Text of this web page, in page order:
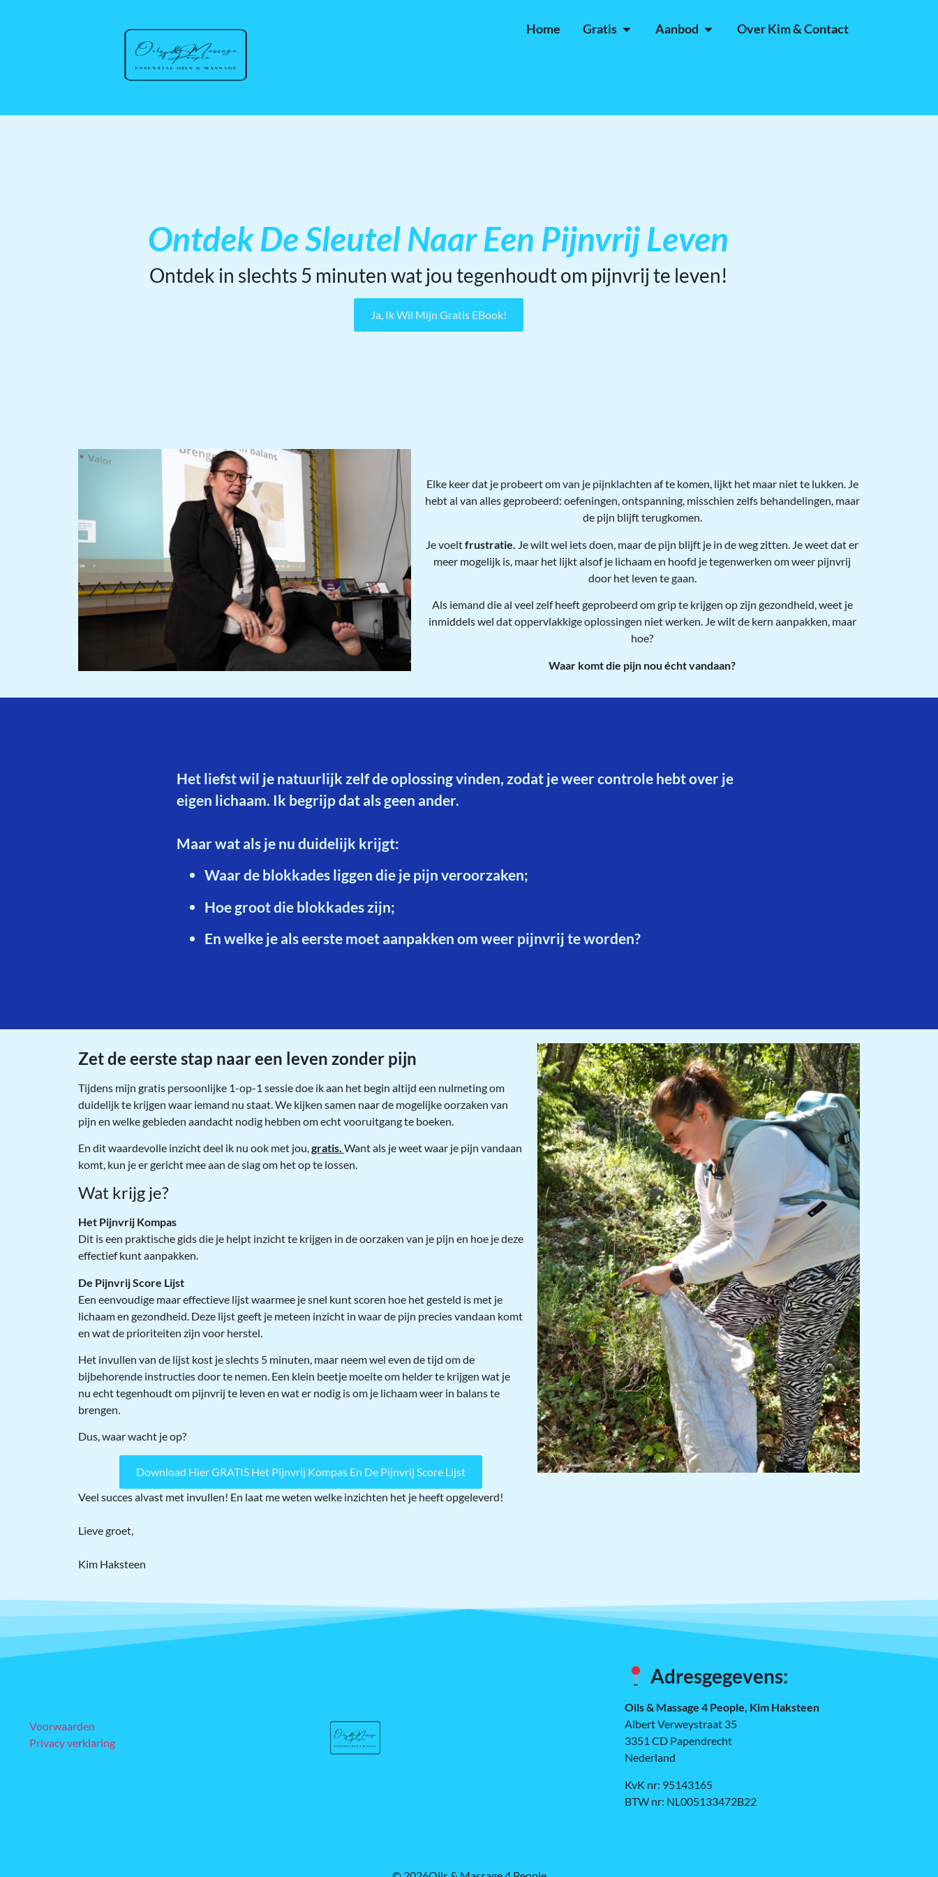
Home Gratis Aanbod Over Kim & Contact
Ontdek De Sleutel Naar Een Pijnvrij Leven
Ontdek in slechts 5 minuten wat jou tegenhoudt om pijnvrij te leven!
Ja, Ik Wil Mijn Gratis EBook!
Elke keer dat je probeert om van je pijnklachten af te komen, lijkt het maar niet te lukken. Je
hebt al van alles geprobeerd: oefeningen, ontspanning, misschien zelfs behandelingen, maar
de pijn blijft terugkomen.
Je voeltfrustratie.
Je wilt wel iets doen, maar de pijn blijft je in de weg zitten. Je weet dat er
meer mogelijk is, maar het lijkt alsof je lichaam en hoofd je tegenwerken om weer pijnvrij
door het leven te gaan.
Als iemand die al veel zelf heeft geprobeerd om grip te krijgen op zijn gezondheid, weet je
inmiddels wel dat oppervlakkige oplossingen niet werken. Je wilt de kern aanpakken, maar
hoe?
Waar komt die pijn nou écht vandaan?
Het liefst wil je natuurlijk zelf de oplossing vinden, zodat je weer controle hebt over je
eigen lichaam. Ik begrijp dat als geen ander.
Maar wat als je nu duidelijk krijgt:
Waar de blokkades liggen die je pijn veroorzaken;
Hoe groot die blokkades zijn;
En welke je als eerste moet aanpakken om weer pijnvrij te worden?
Zet de eerste stap naar een leven zonder pijn
Tijdens mijn gratis persoonlijke 1-op-1 sessie doe ik aan het begin altijd een nulmeting om
duidelijk te krijgen waar iemand nu staat. We kijken samen naar de mogelijke oorzaken van
pijn en welke gebieden aandacht nodig hebben om echt vooruitgang te boeken.
En dit waardevolle inzicht deel ik nu ook met jou,gratis. Want als je weet waar je pijn vandaan
komt, kun je er gericht mee aan de slag om het op te lossen.
Wat krijg je?
Het Pijnvrij Kompas
Dit is een praktische gids die je helpt inzicht te krijgen in de oorzaken van je pijn en hoe je deze
effectief kunt aanpakken.
De Pijnvrij Score Lijst
Een eenvoudige maar effectieve lijst waarmee je snel kunt scoren hoe het gesteld is met je
lichaam en gezondheid. Deze lijst geeft je meteen inzicht in waar de pijn precies vandaan komt
en wat de prioriteiten zijn voor herstel.
Het invullen van de lijst kost je slechts 5 minuten, maar neem wel even de tijd om de
bijbehorende instructies door te nemen. Een klein beetje moeite om helder te krijgen wat je
nu echt tegenhoudt om pijnvrij te leven en wat er nodig is om je lichaam weer in balans te
brengen.
Dus, waar wacht je op?
Download Hier GRATIS Het Pijnvrij Kompas En De Pijnvrij Score Lijst
Veel succes alvast met invullen! En laat me weten welke inzichten het je heeft opgeleverd!
Lieve groet,
Kim Haksteen
Voorwaarden
Privacy verklaring
Adresgegevens:
Oils & Massage 4 People, Kim Haksteen
Albert Verweystraat 35
3351 CD Papendrecht
Nederland
KvK nr: 95143165
BTW nr: NL005133472B22